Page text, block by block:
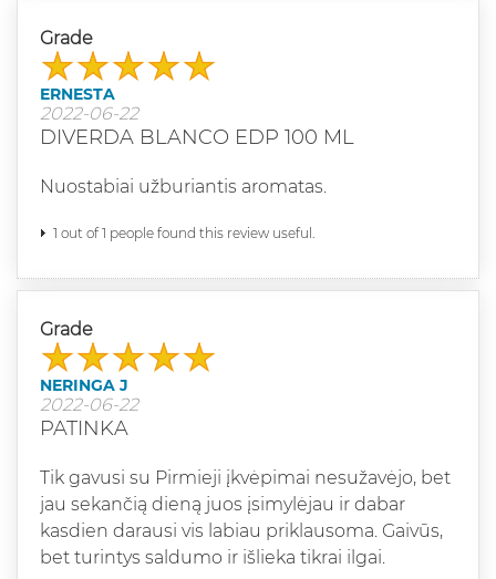
Grade
ERNESTA
2022-06-22
DIVERDA BLANCO EDP 100 ML
Nuostabiai užburiantis aromatas.
1 out of 1 people found this review useful.
Grade
NERINGA J
2022-06-22
PATINKA
Tik gavusi su Pirmieji įkvėpimai nesužavėjo, bet
jau sekančią dieną juos įsimylėjau ir dabar
kasdien darausi vis labiau priklausoma. Gaivūs,
bet turintys saldumo ir išlieka tikrai ilgai.